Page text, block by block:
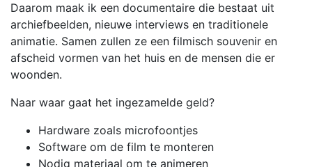
Daarom maak ik een documentaire die bestaat uit
archiefbeelden, nieuwe interviews en traditionele
animatie. Samen zullen ze een filmisch souvenir en
afscheid vormen van het huis en de mensen die er
woonden.
Naar waar gaat het ingezamelde geld?
Hardware zoals microfoontjes
Software om de film te monteren
Nodig materiaal om te animeren